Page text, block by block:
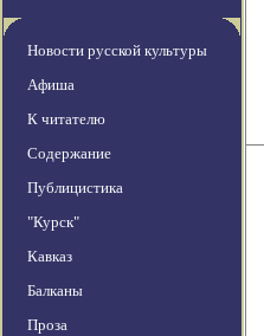
Новости русской культуры
Афиша
К читателю
Содержание
Публицистика
"Курск"
Кавказ
Балканы
Проза